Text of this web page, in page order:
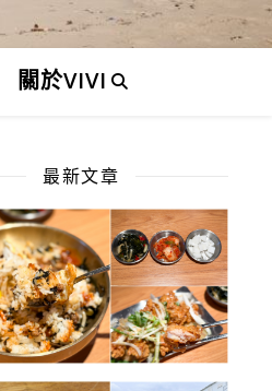
關於VIVI
最新文章